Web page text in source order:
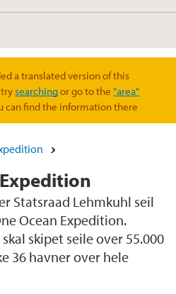
a translated version of this
searchingor go to the"area"
can find the information there
Statsraad Lehmkuhl seil
Ocean Expedition.
skipet seile over 55.000
36 havner over hele